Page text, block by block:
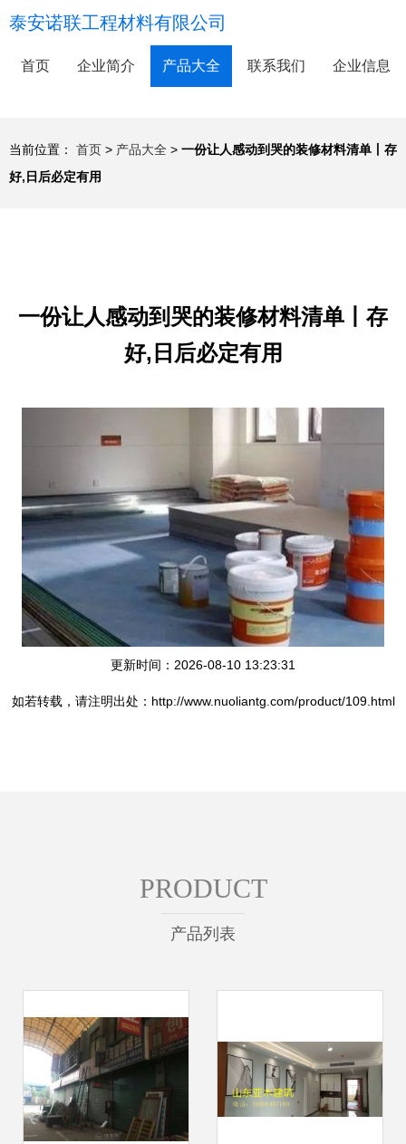
泰安诺联工程材料有限公司
首页 企业简介 产品大全 联系我们 企业信息
当前位置： 首页 > 产品大全 > 一份让人感动到哭的装修材料清单丨存
好,日后必定有用
一份让人感动到哭的装修材料清单丨存
好,日后必定有用
更新时间：2026-08-10 13:23:31
如若转载，请注明出处：http://www.nuoliantg.com/product/109.html
PRODUCT
产品列表